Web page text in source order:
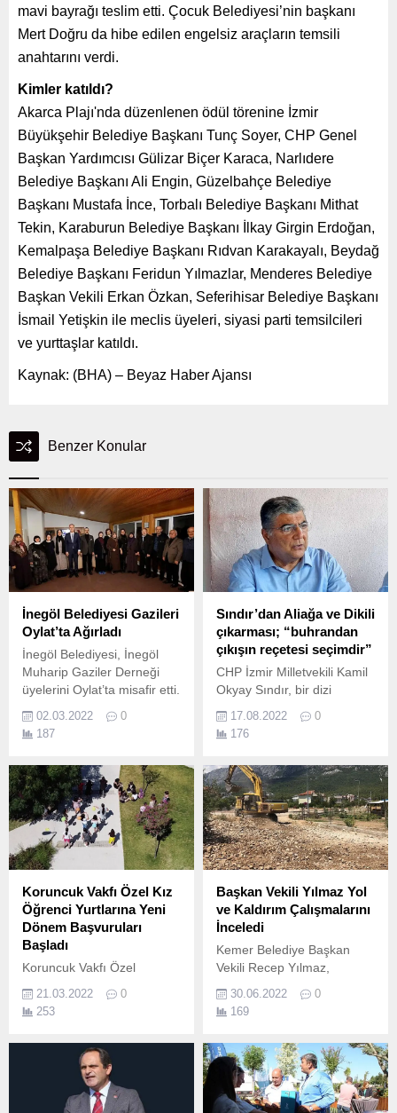
mavi bayrağı teslim etti. Çocuk Belediyesi’nin başkanı
Mert Doğru da hibe edilen engelsiz araçların temsili
anahtarını verdi.
Kimler katıldı?
Akarca Plajı'nda düzenlenen ödül törenine İzmir
Büyükşehir Belediye Başkanı Tunç Soyer, CHP Genel
Başkan Yardımcısı Gülizar Biçer Karaca, Narlıdere
Belediye Başkanı Ali Engin, Güzelbahçe Belediye
Başkanı Mustafa İnce, Torbalı Belediye Başkanı Mithat
Tekin, Karaburun Belediye Başkanı İlkay Girgin Erdoğan,
Kemalpaşa Belediye Başkanı Rıdvan Karakayalı, Beydağ
Belediye Başkanı Feridun Yılmazlar, Menderes Belediye
Başkan Vekili Erkan Özkan, Seferihisar Belediye Başkanı
İsmail Yetişkin ile meclis üyeleri, siyasi parti temsilcileri
ve yurttaşlar katıldı.
Kaynak: (BHA) – Beyaz Haber Ajansı
Benzer Konular
İnegöl Belediyesi Gazileri
Oylat’ta Ağırladı
İnegöl Belediyesi, İnegöl
Muharip Gaziler Derneği
üyelerini Oylat’ta misafir etti.
02.03.2022
0
187
Sındır’dan Aliağa ve Dikili
çıkarması; “buhrandan
çıkışın reçetesi seçimdir”
CHP İzmir Milletvekili Kamil
Okyay Sındır, bir dizi
Aliağa ve Dikili’de esnaf
ziyareti gerçekleştirdi,
öncesi hemşerilerinin
nabzını tuttu, üreticilerin
taleplerini dinledi, Aliağa
Ticaret Odası, Esnaf ve
Sanatkarlar Odası ile
Organize Sanayi Bölgesi’nin
başkan ve yöneticileriyle bir
araya geldi.
17.08.2022
0
176
Koruncuk Vakfı Özel Kız
Öğrenci Yurtlarına Yeni
Dönem Başvuruları
Başladı
Koruncuk Vakfı Özel
2023 eğitim ve öğretim yılı
öğrenci alımına başladı.
21.03.2022
0
253
Başkan Vekili Yılmaz Yol
ve Kaldırım Çalışmalarını
İnceledi
Kemer Belediye Başkan
Vekili Recep Yılmaz,
mahallelerinde devam eden
yol ve kaldırım çalışmalarını
30.06.2022
0
169